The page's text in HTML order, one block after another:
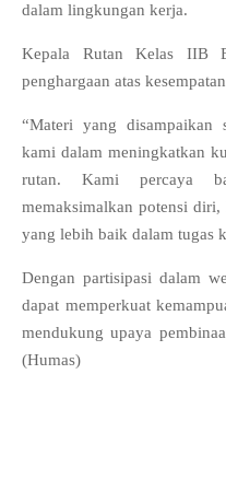
dalam lingkungan kerja.
Kepala Rutan Kelas IIB
penghargaan atas
“Materi yang disampaikan
kami dalam meningkatkan
rutan. Kami percaya
memaksimalkan potensi
yang lebih baik dalam tugas
Dengan partisipasi dalam
dapat memperkuat
mendukung upaya
(Humas)